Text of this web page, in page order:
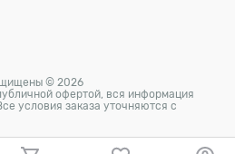
© 2026
офертой, вся информация
условия заказа уточняются с